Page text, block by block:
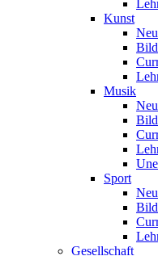
Kunst
Musik
Sport
Gesellschaft